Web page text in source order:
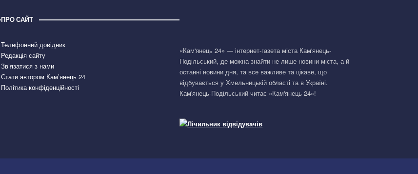
ПРО САЙТ
Телефонний довідник
Редакція сайту
Зв’язатися з нами
Стати автором Кам’янець 24
Політика конфіденційності
«Кам'янець 24» — інтернет-газета міста Кам'янець-
Подільський, де можна знайти не лише новини міста, а й
останні новини дня, та все важливе та цікаве, що
відбувається у Хмельницькій області та в Україні.
Кам'янець-Подільський читає «Кам'янець 24»!